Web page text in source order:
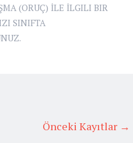
(ORUÇ) İLE İLGILI BIR
SINIFTA
Önceki Kayıtlar →